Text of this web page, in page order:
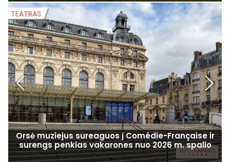
Orsė muziejus sureaguos į Comédie-Française ir
surengs penkias vakarones nuo 2026 m. spalio
TEATRAS